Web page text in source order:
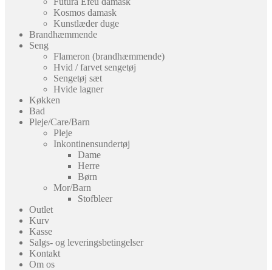
Kosmos damask
Kunstlæder duge
Brandhæmmende
Seng
Flameron (brandhæmmende)
Hvid / farvet sengetøj
Sengetøj sæt
Hvide lagner
Køkken
Bad
Pleje/Care/Barn
Pleje
Inkontinensundertøj
Dame
Herre
Børn
Mor/Barn
Stofbleer
Outlet
Kurv
Kasse
Salgs- og leveringsbetingelser
Kontakt
Om os